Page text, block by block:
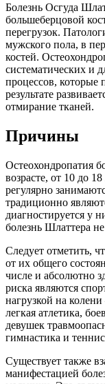
Болезнь Осгуда
большеберцовой
перегрузок.
мужского пола, в
костей.
систематических и
процессов, которые
результате
отмирание тканей.
Причины
Остеохондропатия
возрасте, от 10 до
регулярно
традиционно
диагностируется у
болезнь Шлаттера не
Следует отметить,
от их общего
числе и абсолютно
риска являются
нагрузкой на
легкая атлетика,
девушек
гимнастика и
Существует также
манифестацией